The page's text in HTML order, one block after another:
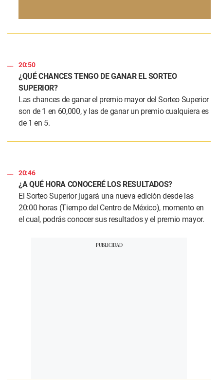
20:50
¿QUÉ CHANCES TENGO DE GANAR EL SORTEO
SUPERIOR?
Las chances de ganar el premio mayor del Sorteo Superior
son de 1 en 60,000, y las de ganar un premio cualquiera es
de 1 en 5.
20:46
¿A QUÉ HORA CONOCERÉ LOS RESULTADOS?
El Sorteo Superior jugará una nueva edición desde las
20:00 horas (Tiempo del Centro de México), momento en
el cual, podrás conocer sus resultados y el premio mayor.